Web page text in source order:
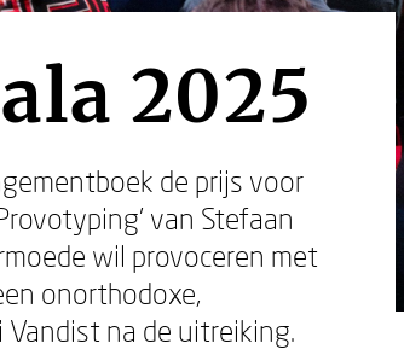
2025
de prijs voor
van Stefaan
wil provoceren met
onorthodoxe,
Vandist na de uitreiking.